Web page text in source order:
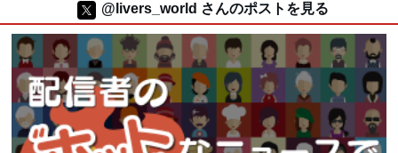
@livers_world さんのポストを見る